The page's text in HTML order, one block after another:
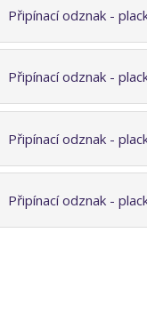
Připínací odznak -
Připínací odznak -
Připínací odznak -
Připínací odznak -